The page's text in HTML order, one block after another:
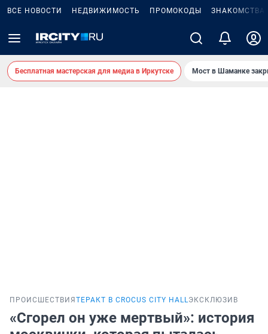
ВСЕ НОВОСТИ НЕДВИЖИМОСТЬ ПРОМОКОДЫ ЗНАКОМСТВА
Бесплатная мастерская для медиа в Иркутске Мост в Шаманке
ПРОИСШЕСТВИЯ ТЕРАКТ В CROCUS CITY HALLЭКСКЛЮЗИВ
«Сгорел он уже мертвый»: история